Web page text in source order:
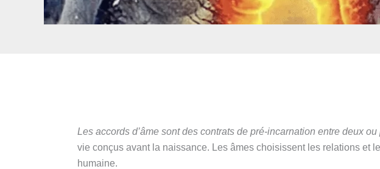
Les accords d’âme sont des contrats de pré-incarnation entre deux
vie conçus avant la naissance. Les âmes choisissent les relations et
humaine.